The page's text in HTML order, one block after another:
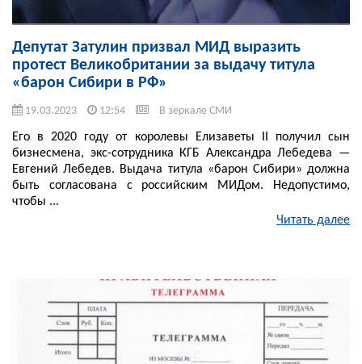
Депутат Затулин призвал МИД выразить
протест Великобритании за выдачу титула
«барон Сибири в РФ»
19.03.2023 12:54 В зеркале СМИ
Его в 2020 году от королевы Елизаветы II получил сын
бизнесмена, экс-сотрудника КГБ Александра Лебедева —
Евгений Лебедев. Выдача титула «барон Сибири» должна
быть согласована с российским МИДом. Недопустимо,
чтобы ...
Читать далее